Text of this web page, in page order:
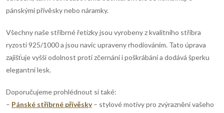
í
p
r
v
k
v
á
n
í
pánskými přívěsky nebo náramky.
Všechny naše stříbrné řetízky jsou vyrobeny z kvalitního stříbra
ryzosti 925/1000 a jsou navíc upraveny rhodiováním. Tato úprava
zajišťuje vyšší odolnost proti zčernání i poškrábání a dodává šperku
elegantní lesk.
Doporučujeme prohlédnout si také:
– Pánské stříbrné přívěsky– stylové motivy pro zvýraznění vašeho